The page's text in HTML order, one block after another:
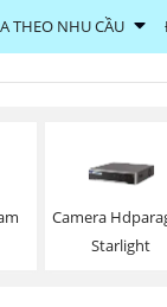
THEO NHU CẦU
Camera
Starlight